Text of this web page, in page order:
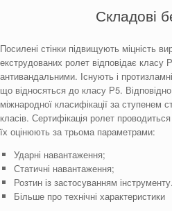
Складові
Посилені стінки підвищують міцність
екструдованих ролет відповідає класу
антивандальними. Існують і
що відносяться до класу Р5.
міжнародної класифікації за ступенем
класів. Сертифікація ролет
їх оцінюють за трьома параметрами:
Ударні навантаження;
Статичні навантаження;
Розтин із застосуванням інструменту.
Більше про технічні характеристики